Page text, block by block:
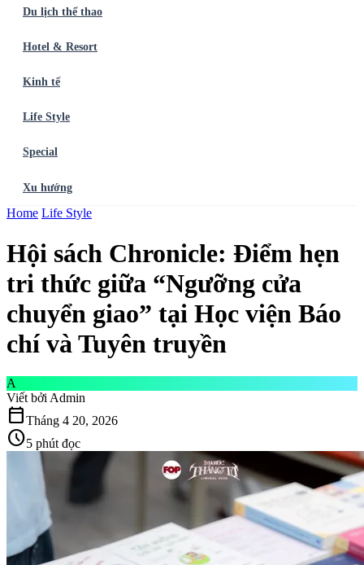
Du lịch thể thao
Hotel & Resort
Kinh tế
Life Style
Special
Xu hướng
Trang chủẨm thực
KÝ NGAY
Home Life Style
Hội sách Chronicle: Điểm hẹn
tri thức giữa “Ngưỡng cửa
chuyển giao” tại Học viện Báo
chí và Tuyên truyền
A
Viết bởi Admin
calendar_todayTháng 4 20, 2026
schedule5 phút đọc